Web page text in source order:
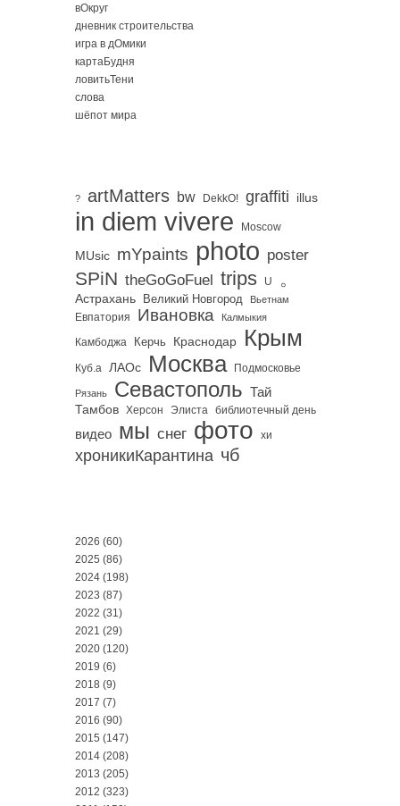
вОкруг
дневник строительства
игра в дОмики
картаБудня
ловитьТени
слова
шёпот мира
? artMatters bw DekkO! graffiti illus
in diem vivere Moscow
MUsic mYpaints photo poster
SPiN theGoGoFuel trips U 。
Астрахань Великий Новгород Вьетнам
Евпатория Ивановка Калмыкия
Камбоджа Керчь Краснодар Крым
Куб.а ЛАОс Москва Подмосковье
Рязань Севастополь Тай
Тамбов Херсон Элиста библиотечный день
видео мы снег фото хи
хроникиКарантина чб
2026 (60)
2025 (86)
2024 (198)
2023 (87)
2022 (31)
2021 (29)
2020 (120)
2019 (6)
2018 (9)
2017 (7)
2016 (90)
2015 (147)
2014 (208)
2013 (205)
2012 (323)